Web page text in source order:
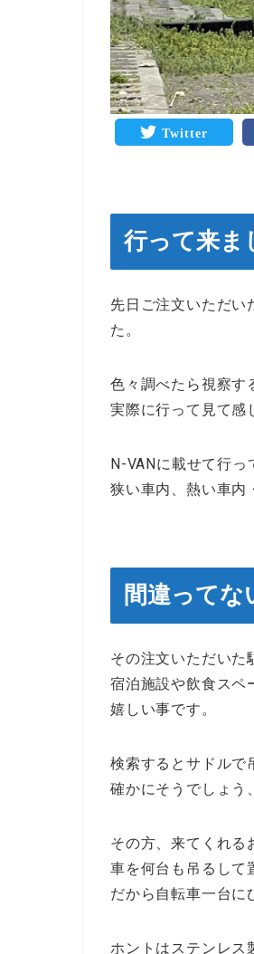
Twitter
行って来ま
先日ご注文いただい
た。
色々調べたら視察す
実際に行って見て感
N-VANに載せて行っ
狭い車内、熱い車内
間違ってな
その注文いただいた
宿泊施設や飲食スペ
嬉しい事です。
検索するとサドルで
確かにそうでしょう
その方、来てくれる
車を何台も吊るして
だから自転車一台に
ホントはステンレス